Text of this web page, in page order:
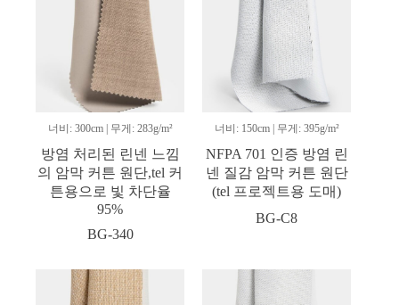
너비: 300cm | 무게: 283g/m²
방염 처리된 린넨 느낌
의 암막 커튼 원단,tel 커
튼용으로 빛 차단율
95%
BG-340
너비: 150cm | 무게: 395g/m²
NFPA 701 인증 방염 린
넨 질감 암막 커튼 원단
(tel 프로젝트용 도매)
BG-C8